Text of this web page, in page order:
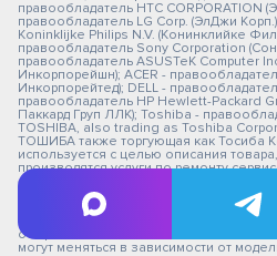
правообладатель HTC
правообладатель LG Corp. (ЭлДжи
Koninklijke Philips N.V. (Конинклийке
правообладатель Sony Corporation
правообладатель ASUSTeK Computer
Инкорпорейшн); ACER -
Инкорпорейтед); DELL -
правообладатель HP Hewlett-Packard
Паккард Груп ЛЛК); Toshiba -
TOSHIBA, also trading as Toshiba
ТОШИБА также торгующая как Тосиба
используется с целью описания
производятся услуги по ремонту
«PEDANT».Услуги оказываются в
центрах «PEDANT», не связанными с
товарных знаков и/или с ее
отношении товаров, которые уже были
оборот в смысле статьи 1487 ГК РФ ** -
могут меняться в зависимости от